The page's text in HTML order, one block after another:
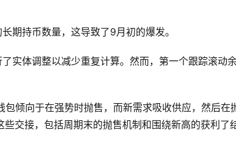
期持币数量，这导致了9月初的爆发。
实体调整以减少重复计算。然而，第一个跟踪滚动
倾向于在强势时抛售，而新需求吸收供应，然后在
交接，包括周期末的抛售机制和围绕新高的获利了